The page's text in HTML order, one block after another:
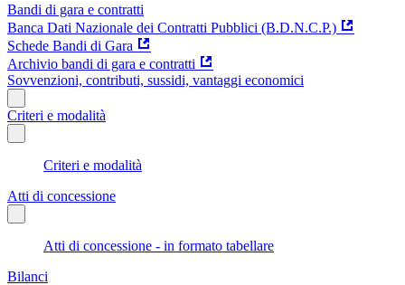
Bandi di gara e contratti
Banca Dati Nazionale dei Contratti Pubblici (B.D.N.C.P.)
Schede Bandi di Gara
Archivio bandi di gara e contratti
Sovvenzioni, contributi, sussidi, vantaggi economici
Criteri e modalità
Criteri e modalità
Atti di concessione
Atti di concessione - in formato tabellare
Bilanci